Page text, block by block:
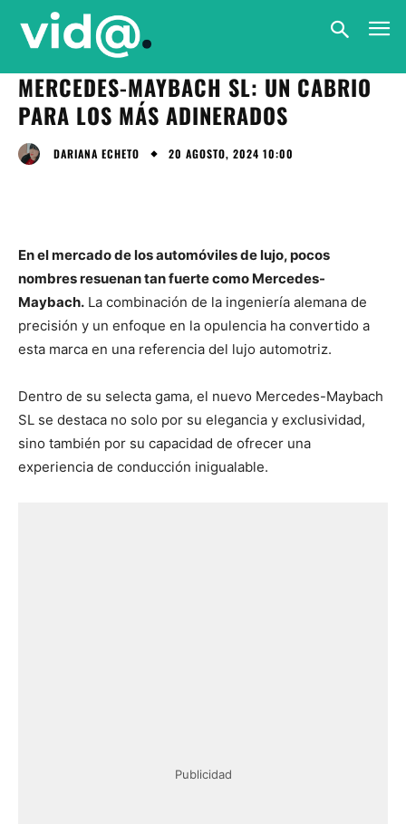
MERCEDES-MAYBACH SL: UN CABRIO
PARA LOS MÁS ADINERADOS
DARIANA ECHETO 20 AGOSTO, 2024 10:00
En el mercado de los automóviles de lujo, pocos
nombres resuenan tan fuerte como Mercedes-
Maybach. La combinación de la ingeniería alemana de
precisión y un enfoque en la opulencia ha convertido a
esta marca en una referencia del lujo automotriz.
Dentro de su selecta gama, el nuevo Mercedes-Maybach
SL se destaca no solo por su elegancia y exclusividad,
sino también por su capacidad de ofrecer una
experiencia de conducción inigualable.
Publicidad